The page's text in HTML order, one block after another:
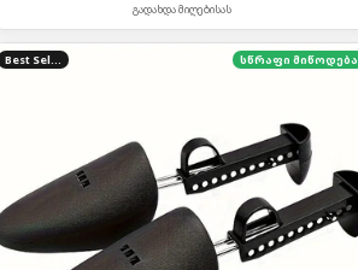
გადახდა მიღებისას
Best Seller სწრაფი მიწოდება